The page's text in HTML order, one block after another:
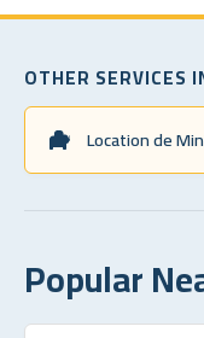
OTHER SERVICES
Location de
Popular